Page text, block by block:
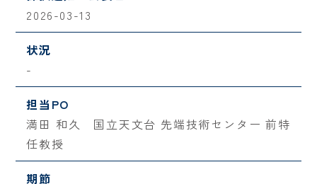
2026-03-13
状況
-
担当PO
満田 和久 国立天文台 先端技術センター 前特
任教授
期節